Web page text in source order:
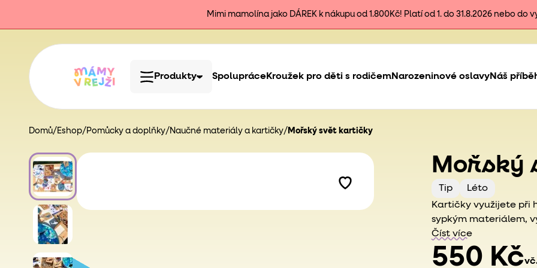
Mimi mamolína jako DÁREK k nákupu od 1.800Kč! Platí od 1. do 31.8.2026 nebo do
Produkty SpolupráceKroužek pro děti s rodičemNarozeninové oslavyNáš
Domů/ Eshop/ Pomůcky a doplňky/ Naučné materiály a kartičky/ Mořský svět kartičky
Mořský
Tip
Léto
Kartičky využijete při
sypkým materiálem,
obtisknout. Děti si
zapamatovat. K
Skvělé budou na
Číst více
550 Kč